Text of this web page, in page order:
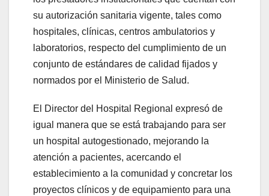
su autorización sanitaria vigente, tales como
hospitales, clínicas, centros ambulatorios y
laboratorios, respecto del cumplimiento de un
conjunto de estándares de calidad fijados y
normados por el Ministerio de Salud.
El Director del Hospital Regional expresó de
igual manera que se está trabajando para ser
un hospital autogestionado, mejorando la
atención a pacientes, acercando el
establecimiento a la comunidad y concretar los
proyectos clínicos y de equipamiento para una